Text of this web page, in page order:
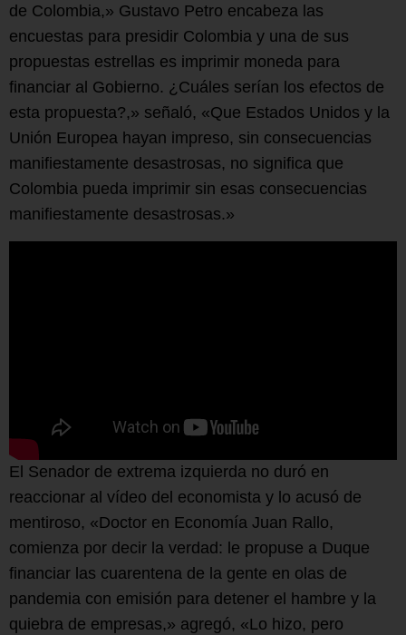
de Colombia,» Gustavo Petro encabeza las
encuestas para presidir Colombia y una de sus
propuestas estrellas es imprimir moneda para
financiar al Gobierno. ¿Cuáles serían los efectos de
esta propuesta?,» señaló, «Que Estados Unidos y la
Unión Europea hayan impreso, sin consecuencias
manifiestamente desastrosas, no significa que
Colombia pueda imprimir sin esas consecuencias
manifiestamente desastrosas.»
El Senador de extrema izquierda no duró en
reaccionar al vídeo del economista y lo acusó de
mentiroso, «Doctor en Economía Juan Rallo,
comienza por decir la verdad: le propuse a Duque
financiar las cuarentena de la gente en olas de
pandemia con emisión para detener el hambre y la
quiebra de empresas,» agregó, «Lo hizo, pero